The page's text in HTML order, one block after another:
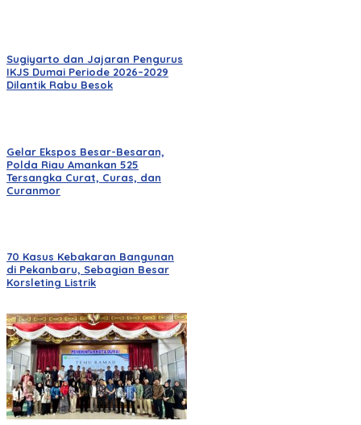
Sugiyarto dan Jajaran Pengurus
IKJS Dumai Periode 2026–2029
Dilantik Rabu Besok
Gelar Ekspos Besar-Besaran,
Polda Riau Amankan 525
Tersangka Curat, Curas, dan
Curanmor
70 Kasus Kebakaran Bangunan
di Pekanbaru, Sebagian Besar
Korsleting Listrik